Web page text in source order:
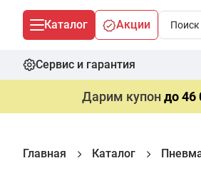
Каталог Акции
Сервис и гарантия
Дарим купондо 46
Главная Каталог